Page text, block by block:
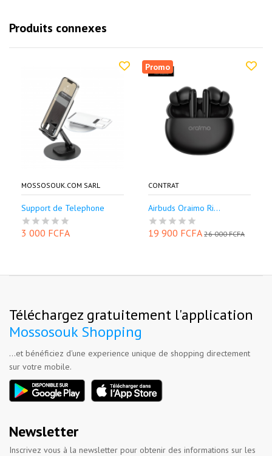
Produits connexes
MOSSOSOUK.COM SARL
Support de Telephone
3 000 FCFA
Promo
CONTRAT
Airbuds Oraimo Ri...
19 900 FCFA 26 000 FCFA
Téléchargez gratuitement l'application
Mossosouk Shopping
...et bénéficiez d'une experience unique de shopping directement
sur votre mobile.
Newsletter
Inscrivez vous à la newsletter pour obtenir des informations sur les